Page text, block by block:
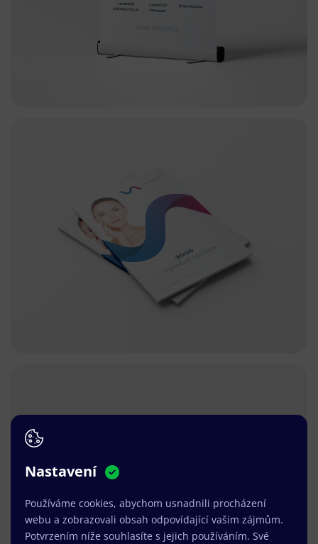
Nastavení
Používáme cookies, abychom usnadnili procházení
webu a zobrazovali obsah odpovídající vašim zájmům.
Potvrzením níže souhlasíte s jejich používáním. Své